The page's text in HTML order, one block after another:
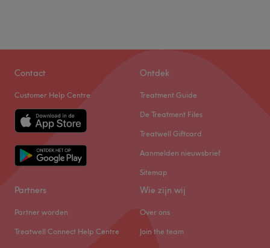
Contact
Customer Help Centre
Ontdek
Treatment Guide
De Treatment Files
Treatwell Giftcard
Aanmelden nieuwsbrief
Sitemap
Partners
Partner worden
Treatwell Connect Help Centre
Wie zijn wij
Over ons
Join the team